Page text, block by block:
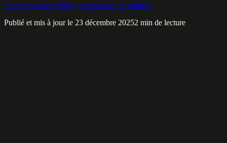
Pensé pour les médias, conçu pour les affaires.
Publié et mis à jour le 23 décembre 20252 min de lecture